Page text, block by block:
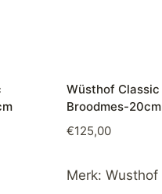
Wüsthof Classic
Broodmes-20cm
€125,00
Merk: Wusthof